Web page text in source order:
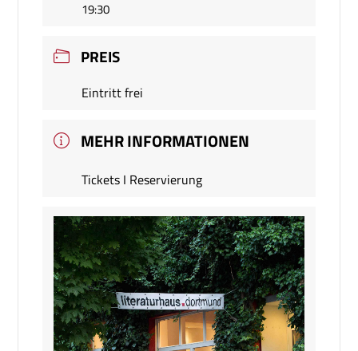
19:30
PREIS
Eintritt frei
MEHR INFORMATIONEN
Tickets I Reservierung